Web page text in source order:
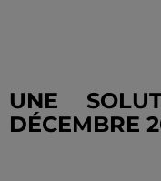
UNE
DÉCEMBRE